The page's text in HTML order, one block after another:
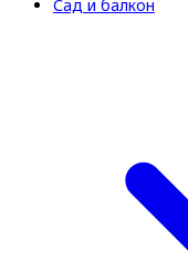
Сад и балкон